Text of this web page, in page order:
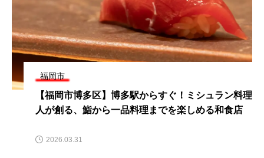
福岡市
【福岡市博多区】この時期だけの上質な味わい!鈴
懸の祇園饅頭は福岡土産にもおすすめ
2026.03.31